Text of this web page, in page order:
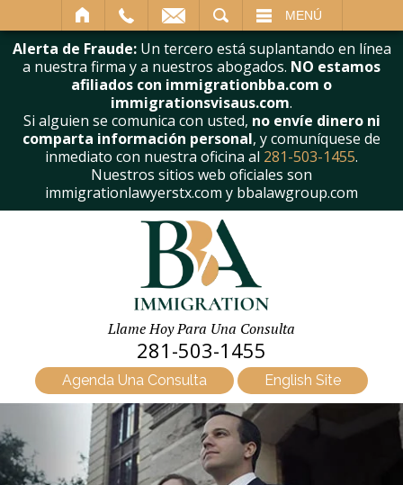
MENÚ
Alerta de Fraude:Un tercero está suplantando en línea
a nuestra firma y a nuestros abogados. NO estamos
afiliados con immigrationbba.com o
immigrationsvisaus.com.
Si alguien se comunica con usted, no envíe dinero ni
comparta información personal, y comuníquese de
inmediato con nuestra oficina al 281-503-1455.
Nuestros sitios web oficiales son
immigrationlawyerstx.com y bbalawgroup.com
Llame Hoy Para Una Consulta
281-503-1455
Agenda Una Consulta English Site